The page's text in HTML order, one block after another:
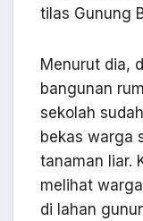
tilas Gunung
Menurut dia,
bangunan
sekolah
bekas warga
tanaman liar.
melihat
di lahan